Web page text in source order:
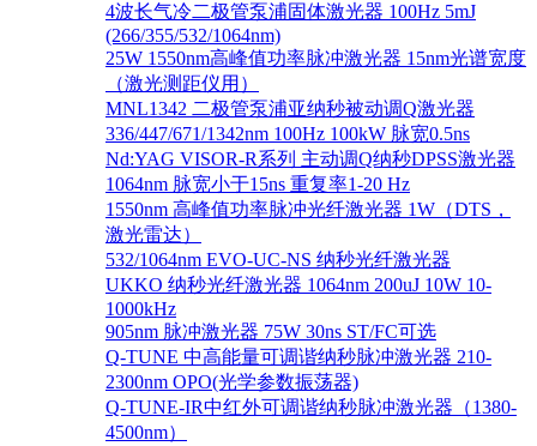
4波长气冷二极管泵浦固体激光器 100Hz 5mJ
(266/355/532/1064nm)
25W 1550nm高峰值功率脉冲激光器 15nm光谱宽度
（激光测距仪用）
MNL1342 二极管泵浦亚纳秒被动调Q激光器
336/447/671/1342nm 100Hz 100kW 脉宽0.5ns
Nd:YAG VISOR-R系列 主动调Q纳秒DPSS激光器
1064nm 脉宽小于15ns 重复率1-20 Hz
1550nm 高峰值功率脉冲光纤激光器 1W（DTS，
激光雷达）
532/1064nm EVO-UC-NS 纳秒光纤激光器
UKKO 纳秒光纤激光器 1064nm 200uJ 10W 10-
1000kHz
905nm 脉冲激光器 75W 30ns ST/FC可选
Q-TUNE 中高能量可调谐纳秒脉冲激光器 210-
2300nm OPO(光学参数振荡器)
Q-TUNE-IR中红外可调谐纳秒脉冲激光器（1380-
4500nm）